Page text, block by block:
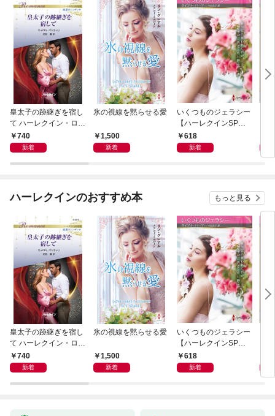
皇太子の跡継ぎを宿し
て ハーレクイン・ロマ
ンス～純潔のシンデレ
ラ～
740
新着
氷の視線を黙らせる愛
1,500
新着
いくつものジェラシー
【ハーレクインSP文
庫版】
618
新着
ハーレクインのおすすめ本 もっと見る
皇太子の跡継ぎを宿し
て ハーレクイン・ロマ
ンス～純潔のシンデレ
ラ～
740
新着
氷の視線を黙らせる愛
1,500
新着
いくつものジェラシー
【ハーレクインSP文
庫版】
618
新着